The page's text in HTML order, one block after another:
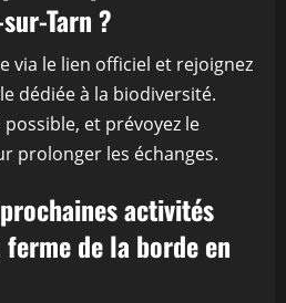
Tarn ?
via le lien officiel et rejoignez
dédiée à la biodiversité.
et prévoyez le
prolonger les échanges.
activités
de la borde en